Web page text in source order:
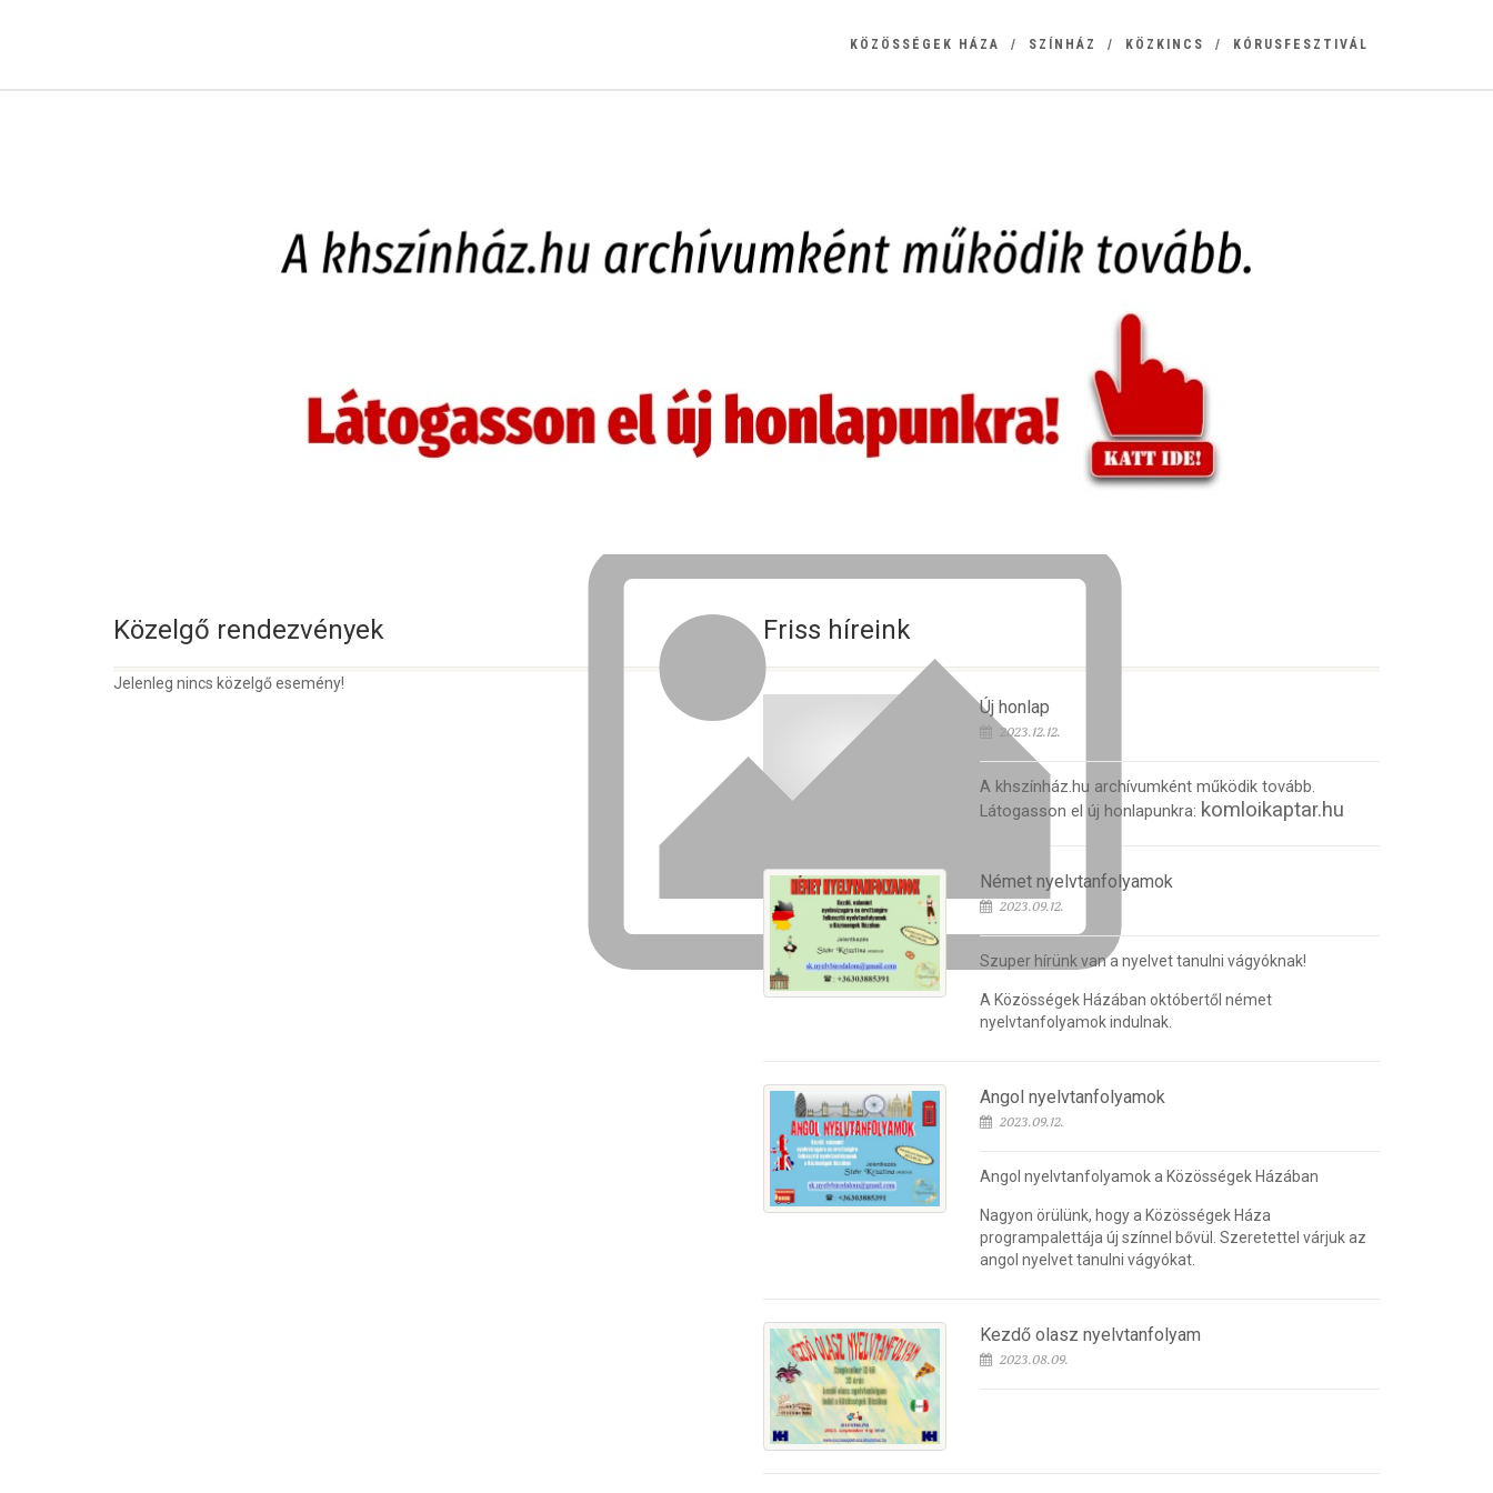
KÖZÖSSÉGEK HÁZA SZÍNHÁZ KÖZKINCS KÓRUSFESZTIVÁL
Közelgő rendezvények
Jelenleg nincs közelgő esemény!
Friss híreink
Új honlap
2023.12.12.
A khszínház.hu archívumként működik tovább.
Látogasson el új honlapunkra: komloikaptar.hu
Német nyelvtanfolyamok
2023.09.12.
Szuper hírünk van a nyelvet tanulni vágyóknak!
A Közösségek Házában októbertől német
nyelvtanfolyamok indulnak.
Angol nyelvtanfolyamok
2023.09.12.
Angol nyelvtanfolyamok a Közösségek Házában
Nagyon örülünk, hogy a Közösségek Háza
programpalettája új színnel bővül. Szeretettel várjuk az
angol nyelvet tanulni vágyókat.
Kezdő olasz nyelvtanfolyam
2023.08.09.